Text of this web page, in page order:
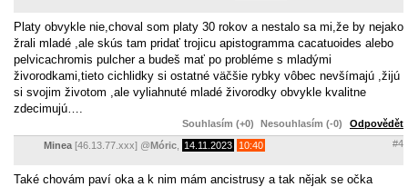
Platy obvykle nie,choval som platy 30 rokov a nestalo sa mi,že by nejako
žrali mladé ,ale skús tam pridať trojicu apistogramma cacatuoides alebo
pelvicachromis pulcher a budeš mať po probléme s mladými
živorodkami,tieto cichlidky si ostatné väčšie rybky vôbec nevšímajú ,žijú
si svojim životom ,ale vyliahnuté mladé živorodky obvykle kvalitne
zdecimujú….
Souhlasím (+0) Nesouhlasím (-0) Odpovědět
Minea [46.13.77.xxx] @Móric 14.11.2023 10:40 #4
Také chovám paví oka a k nim mám ancistrusy a tak nějak se očka